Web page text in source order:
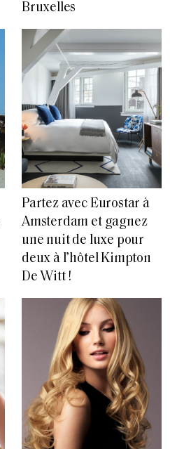
Bruxelles
Partez avec Eurostar à
Amsterdam et gagnez
une nuit de luxe pour
deux à l’hôtel Kimpton
De Witt !